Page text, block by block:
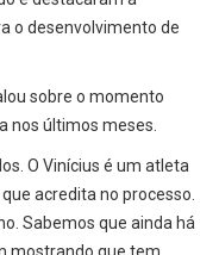
o desenvolvimento de
sobre o momento
nos últimos meses.
O Vinícius é um atleta
acredita no processo.
Sabemos que ainda há